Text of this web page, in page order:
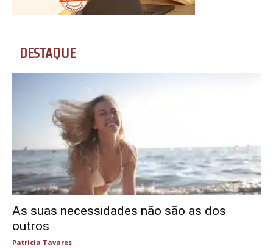
DESTAQUE
As suas necessidades não são as dos
outros
Patricia Tavares